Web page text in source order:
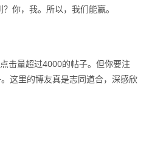
你，我。所以，我们能赢。
击量超过4000的帖子。但你要注
这里的博友真是志同道合，深感欣